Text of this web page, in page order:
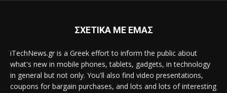
ΣΧΕΤΙΚΑ ΜΕ ΕΜΑΣ
iTechNews.gr is a Greek effort to inform the public about
what's new in mobile phones, tablets, gadgets, in technology
in general but not only. You'll also find video presentations,
coupons for bargain purchases, and lots and lots of interesting